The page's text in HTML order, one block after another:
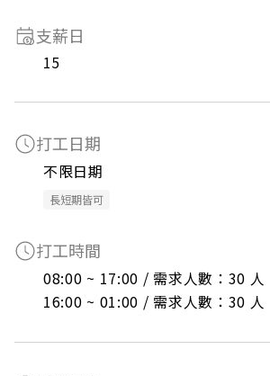
支薪日
15
打工日期
不限日期
長短期皆可
打工時間
08:00 ~ 17:00 / 需求人數：30 人
16:00 ~ 01:00 / 需求人數：30 人